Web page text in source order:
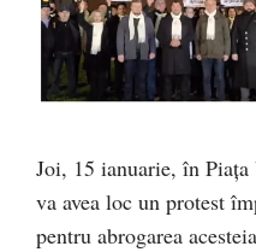
Joi, 15 ianuarie, în
va avea loc un protest
pentru abrogarea